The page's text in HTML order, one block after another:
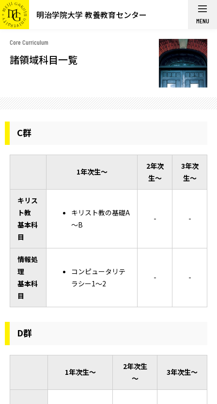
明治学院大学 教養教育センター MENU
Core Curriculum
諸領域科目一覧
C群
1年次生～
2年次
生～
3年次
生～
キリス
ト教
基本科
目
キリスト教の基礎A
～B
- -
情報処
理
基本科
目
コンピュータリテ
ラシー1～2
- -
D群
1年次生～
2年次生
～
3年次生～